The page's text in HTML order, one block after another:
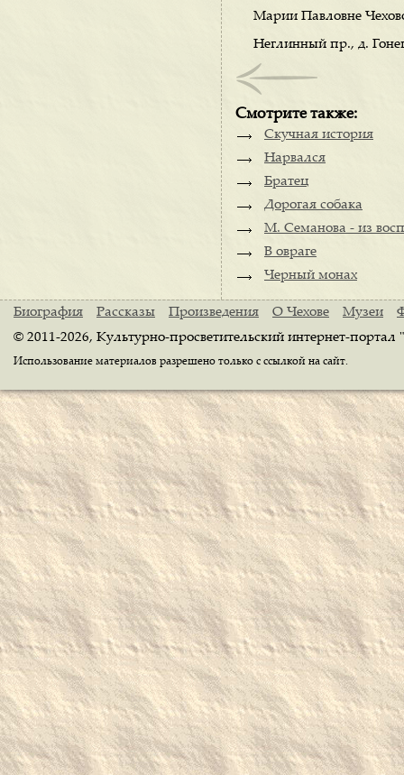
Марии Павловне
Неглинный пр., д.
Смотрите также:
Скучная история
Нарвался
Братец
Дорогая собака
М. Семанова - из
В овраге
Черный монах
Биография Рассказы Произведения О Чехове Музеи
© 2011-2026, Культурно-просветительский интернет-
Использование материалов разрешено только с ссылкой на сайт.